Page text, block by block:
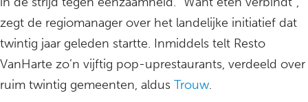
zegt de regiomanager over het landelijke initiatief dat
twintig jaar geleden startte. Inmiddels telt Resto
VanHarte zo’n vijftig pop-uprestaurants, verdeeld over
ruim twintig gemeenten, aldus Trouw.